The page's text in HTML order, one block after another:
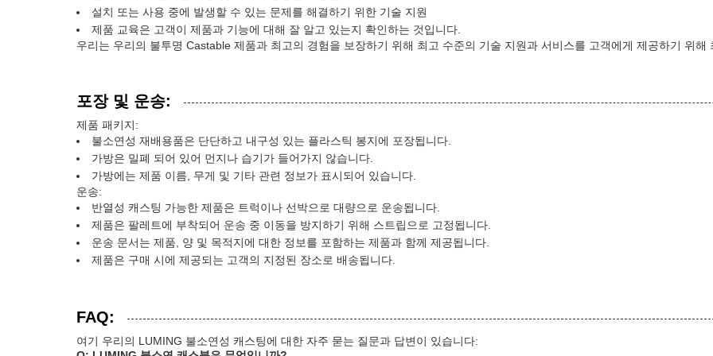
설치 또는 사용 중에 발생할 수 있는 문제를 해결하기 위한 기술 지원
제품 교육은 고객이 제품과 기능에 대해 잘 알고 있는지 확인하는 것입니다.
우리는 우리의 불투명 Castable 제품과 최고의 경험을 보장하기 위해 최고 수준의 기술 지원과 서비스를 고객에게 제공하기 위해
포장 및 운송:
제품 패키지:
불소연성 재배용품은 단단하고 내구성 있는 플라스틱 봉지에 포장됩니다.
가방은 밀폐 되어 있어 먼지나 습기가 들어가지 않습니다.
가방에는 제품 이름, 무게 및 기타 관련 정보가 표시되어 있습니다.
운송:
반열성 캐스팅 가능한 제품은 트럭이나 선박으로 대량으로 운송됩니다.
제품은 팔레트에 부착되어 운송 중 이동을 방지하기 위해 스트립으로 고정됩니다.
운송 문서는 제품, 양 및 목적지에 대한 정보를 포함하는 제품과 함께 제공됩니다.
제품은 구매 시에 제공되는 고객의 지정된 장소로 배송됩니다.
FAQ:
여기 우리의 LUMING 불소연성 캐스팅에 대한 자주 묻는 질문과 답변이 있습니다: